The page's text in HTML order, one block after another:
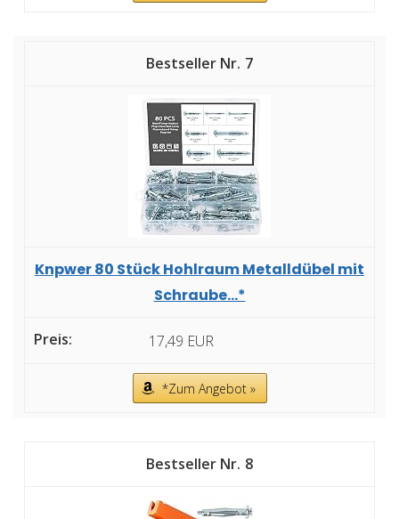
7
Knpwer 80 Stück Hohlraum Metalldübel mit
Schraube...*
17,49 EUR
*Zum Angebot »
8